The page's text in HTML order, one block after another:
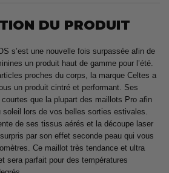
DU PRODUIT
s’est une nouvelle fois surpassée afin de
un produit haut de gamme pour l’été.
proches du corps, la marque Celtes a
un produit cintré et performant. Ses
que la plupart des maillots Pro afin
lors de vos belles sorties estivales.
de ses tissus aérés et la découpe laser
par son effet seconde peau qui vous
Ce maillot très tendance et ultra
sera parfait pour des températures